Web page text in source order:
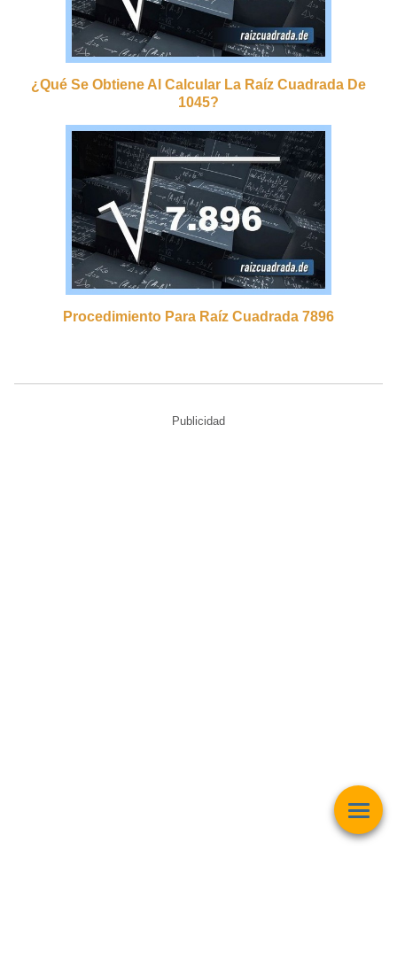
¿qué Se Obtiene Al Calcular La Raíz Cuadrada De
1045?
Procedimiento Para Raíz Cuadrada 7896
Publicidad